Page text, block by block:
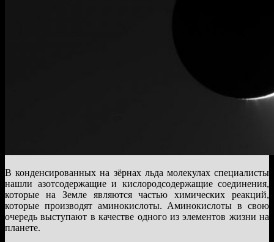
В конденсированных на зёрнах льда молекулах специалисты
нашли азотсодержащие и кислородсодержащие соединения,
которые на Земле являются частью химических реакций,
которые производят аминокислоты. Аминокислоты в свою
очередь выступают в качестве одного из элементов жизни на
планете.